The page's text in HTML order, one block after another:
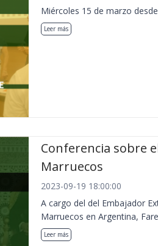
Miércoles 15 de marzo
Leer más
Conferencia sobre
Marruecos
2023-09-19 18:00:00
A cargo del del Embajador
Marruecos en Argentina,
Leer más